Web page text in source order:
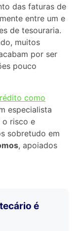
das faturas de
entre um e
de tesouraria.
muitos
por ser
pouco
como
especialista
o risco e
sobretudo em
, apoiados
é